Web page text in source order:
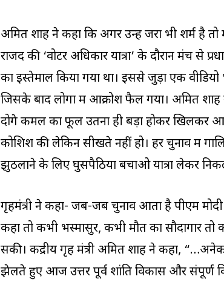
अमित शाह ने कहा कि अगर उन्‍हें जरा भी शर्म है
राजद की ‘वोटर अधिकार यात्रा’ के दौरान मंच से
का इस्तेमाल किया गया था। इससे जुड़ा एक
जिसके बाद लोगों में आक्रोश फैल गया। अमित शाह
दोगे कमल का फूल उतना ही बड़ा होकर खिलकर
कोशिश की लेकिन सीखते नहीं हो। हर चुनाव में
झुठलाने के लिए घुसपैठिया बचाओ यात्रा लेकर
गृहमंत्री ने कहा- जब-जब चुनाव आता है पीएम
कहा तो कभी भस्मासुर, कभी मौत का सौदागार
सकी। केंद्रीय गृह मंत्री अमित शाह ने कहा,
झेलते हुए आज उत्तर पूर्व शांति विकास और संपूर्ण